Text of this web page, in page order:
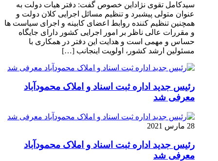
سیدکامل تقوی نژاداین خصوص گفت: دفتر هیات دولت به
عنوان متولی پیشبرد و تنظیم مسائل اجرایی کلان دولت و
همچنین تنظیم کننده روابط اعضای کابینه و اجرای سیاست ها
و مقررات عالی ناظر بر امور اجرایی کشور دارای جایگاه
حساس و مهمی است و هدایت این دفتر در همکاری با
مسئولین ارشد کشور، اولویت اینجانب […]
رئیس جدید اداره ثبت اسناد و املاک محمودآباد
معرفی شد
28 مارس 2021
رئیس جدید اداره ثبت اسناد و املاک محمودآباد
معرفی شد